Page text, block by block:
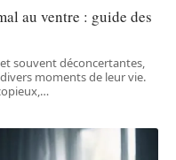
au ventre : guide des
souvent déconcertantes,
moments de leur vie.
…